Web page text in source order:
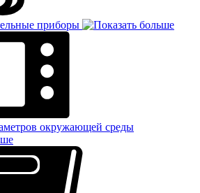
приборы
окружающей среды